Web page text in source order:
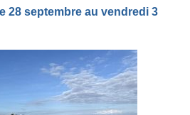
28 septembre au vendredi 3